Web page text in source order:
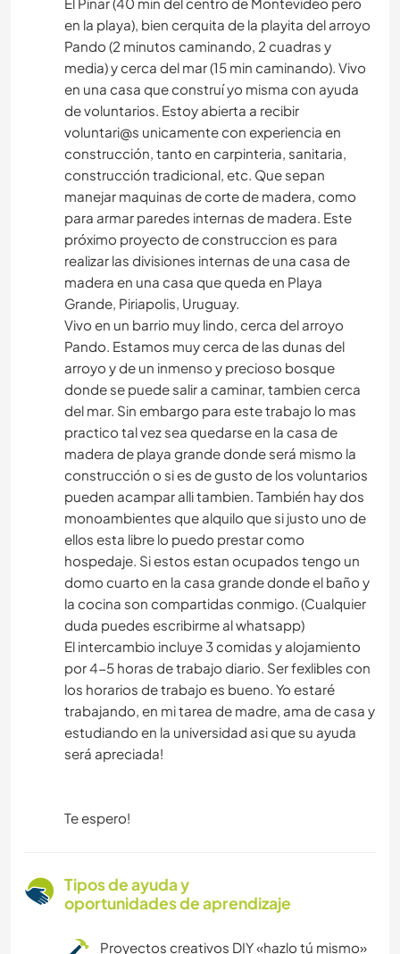
en la playa), bien cerquita de la playita del arroyo
Pando (2 minutos caminando, 2 cuadras y
media) y cerca del mar (15 min caminando). Vivo
en una casa que construí yo misma con ayuda
de voluntarios. Estoy abierta a recibir
voluntari@s unicamente con experiencia en
construcción, tanto en carpinteria, sanitaria,
construcción tradicional, etc. Que sepan
manejar maquinas de corte de madera, como
para armar paredes internas de madera. Este
próximo proyecto de construccion es para
realizar las divisiones internas de una casa de
madera en una casa que queda en Playa
Grande, Piriapolis, Uruguay.
Vivo en un barrio muy lindo, cerca del arroyo
Pando. Estamos muy cerca de las dunas del
arroyo y de un inmenso y precioso bosque
donde se puede salir a caminar, tambien cerca
del mar. Sin embargo para este trabajo lo mas
practico tal vez sea quedarse en la casa de
madera de playa grande donde será mismo la
construcción o si es de gusto de los voluntarios
pueden acampar alli tambien. También hay dos
monoambientes que alquilo que si justo uno de
ellos esta libre lo puedo prestar como
hospedaje. Si estos estan ocupados tengo un
domo cuarto en la casa grande donde el baño y
la cocina son compartidas conmigo. (Cualquier
duda puedes escribirme al whatsapp)
El intercambio incluye 3 comidas y alojamiento
por 4-5 horas de trabajo diario. Ser fexlibles con
los horarios de trabajo es bueno. Yo estaré
trabajando, en mi tarea de madre, ama de casa y
estudiando en la universidad asi que su ayuda
será apreciada!
Te espero!
Tipos de ayuda y
oportunidades de aprendizaje
Proyectos creativos DIY «hazlo tú mismo»